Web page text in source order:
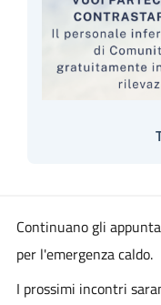
Continuano gli
per l'emergenza caldo.
I prossimi incontri